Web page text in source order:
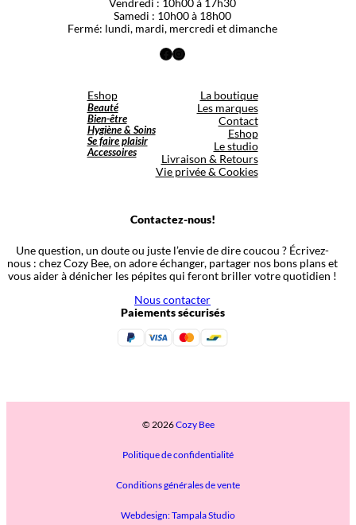
Vendredi : 10h00 à 17h30
Samedi : 10h00 à 18h00
Fermé: lundi, mardi, mercredi et dimanche
Facebook
Instagram
Eshop
Beauté
Bien-être
Hygiène & Soins
Se faire plaisir
Accessoires
La boutique
Les marques
Contact
Eshop
Le studio
Livraison & Retours
Vie privée & Cookies
Contactez-nous!
Une question, un doute ou juste l’envie de dire coucou ? Écrivez-
nous : chez Cozy Bee, on adore échanger, partager nos bons plans et
vous aider à dénicher les pépites qui feront briller votre quotidien !
Nous contacter
Paiements sécurisés
© 2026Cozy Bee
Politique de confidentialité
Conditions générales de vente
Webdesign: Tampala Studio